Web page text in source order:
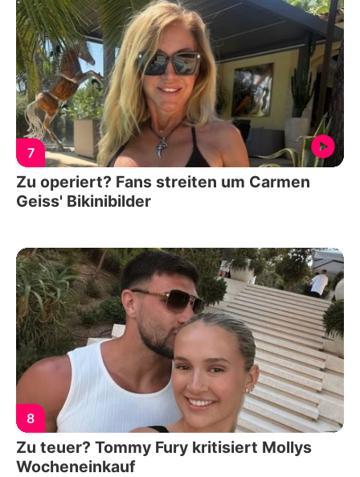
7
Zu operiert? Fans streiten um Carmen
Geiss' Bikinibilder
8
Zu teuer? Tommy Fury kritisiert Mollys
Wocheneinkauf